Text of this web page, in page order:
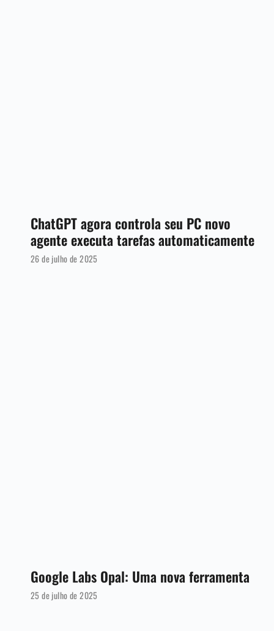
ChatGPT agora controla seu PC novo
agente executa tarefas automaticamente
26 de julho de 2025
Google Labs Opal: Uma nova ferramenta
25 de julho de 2025